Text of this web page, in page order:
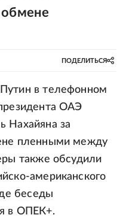
обмене
ПОДЕЛИТЬСЯ
в телефонном
ОАЭ
Нахайяна за
пленными между
также обсудили
американского
беседы
в ОПЕК+.